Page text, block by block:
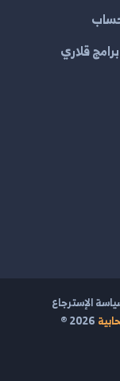
قلاري
الإسترجاع
2026
®